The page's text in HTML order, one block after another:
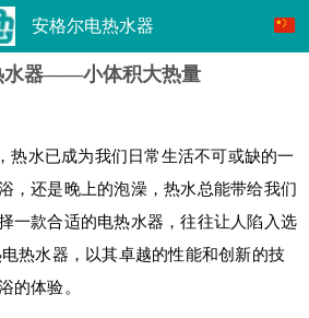
安格尔电热水器
水器——小体积大热量
热水已成为我们日常生活不可或缺的一
，还是晚上的泡澡，热水总能带给我们
一款合适的电热水器，往往让人陷入选
热水器，以其卓越的性能和创新的技
的体验。